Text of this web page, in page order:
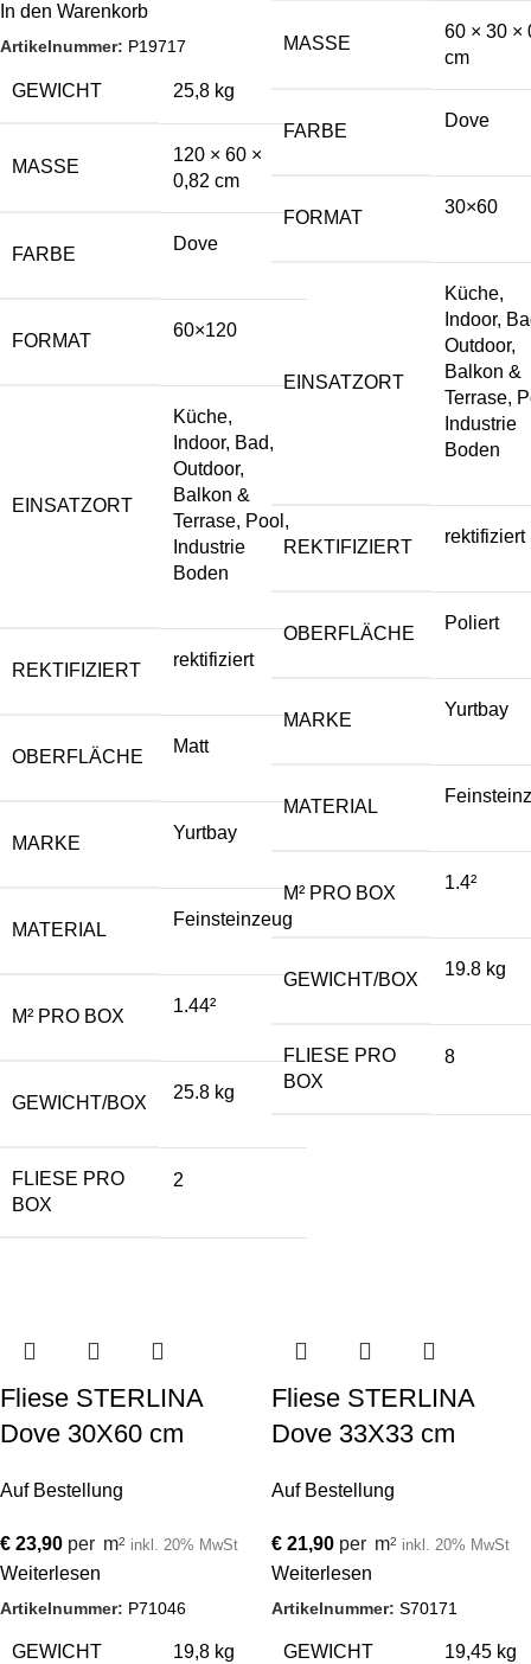
In den Warenkorb
Artikelnummer: P19717
GEWICHT 25,8 kg
MASSE
120 × 60 ×
0,82 cm
FARBE
Dove
FORMAT
60×120
EINSATZORT
Küche,
Indoor, Bad,
Outdoor,
Balkon &
Terrase, Pool,
Industrie
Boden
REKTIFIZIERT
rektifiziert
OBERFLÄCHE
Matt
MARKE
Yurtbay
MATERIAL
Feinsteinzeug
M² PRO BOX
1.44²
GEWICHT/BOX
25.8 kg
FLIESE PRO
BOX
2
MASSE
60 × 30 ×
cm
FARBE
Dove
FORMAT
30×60
EINSATZORT
Küche,
Indoor,
Outdoor,
Balkon &
Terrase,
Industrie
Boden
REKTIFIZIERT
rektifiziert
OBERFLÄCHE
Poliert
MARKE
Yurtbay
MATERIAL
M² PRO BOX
1.4²
GEWICHT/BOX
19.8 kg
FLIESE PRO
BOX
8
Fliese STERLINA
Dove 30X60 cm
Auf Bestellung
€ 23,90 per m2 inkl. 20% MwSt
Weiterlesen
Artikelnummer: P71046
GEWICHT 19,8 kg
Fliese STERLINA
Dove 33X33 cm
Auf Bestellung
€ 21,90 per m2 inkl. 20% MwSt
Weiterlesen
Artikelnummer: S70171
GEWICHT 19,45 kg